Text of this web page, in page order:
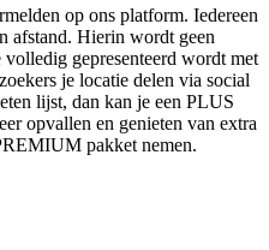
op ons platform. Iedereen
afstand. Hierin wordt geen
gepresenteerd wordt met
je locatie delen via social
lijst, dan kan je een PLUS
opvallen en genieten van extra
pakket nemen.